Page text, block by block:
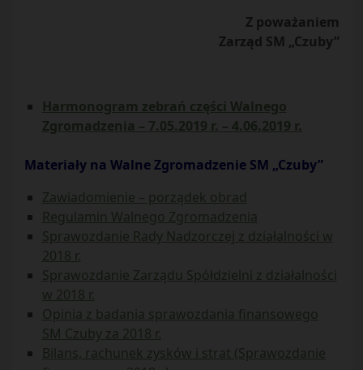
Z poważaniem
Zarząd SM „Czuby”
Harmonogram zebrań części Walnego
Zgromadzenia – 7.05.2019 r. – 4.06.2019 r.
Materiały na Walne Zgromadzenie SM „Czuby”
Zawiadomienie – porządek obrad
Regulamin Walnego Zgromadzenia
Sprawozdanie Rady Nadzorczej z działalności w
2018 r.
Sprawozdanie Zarządu Spółdzielni z działalności
w 2018 r.
Opinia z badania sprawozdania finansowego
SM Czuby za 2018 r.
Bilans, rachunek zysków i strat (Sprawozdanie